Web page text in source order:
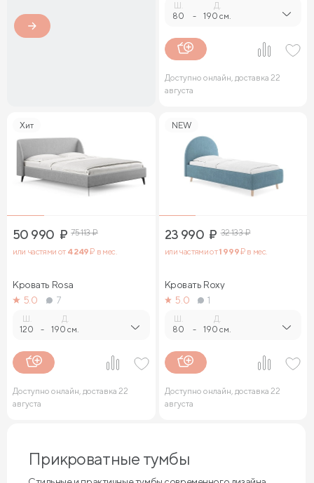
80 -
Д.
190 см.
Доступно онлайн, доставка 22
августа
Хит
50 990 ₽ 75 113₽
или частями от 4 249₽ в мес.
Кровать Rosa
5.0
7
120 -
Д.
190 см.
Доступно онлайн, доставка 22
августа
NEW
23 990 ₽ 32 133₽
или частями от1 999₽ в мес.
Кровать Roxy
5.0
1
80 -
Д.
190 см.
Доступно онлайн, доставка 22
августа
Прикроватные тумбы